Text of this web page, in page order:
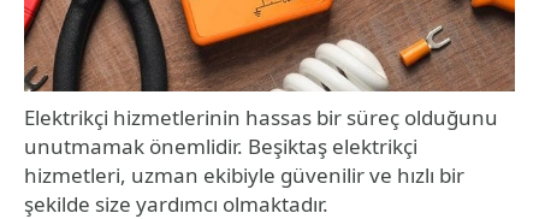
Elektrikçi hizmetlerinin hassas bir süreç olduğunu
unutmamak önemlidir. Beşiktaş elektrikçi
hizmetleri, uzman ekibiyle güvenilir ve hızlı bir
şekilde size yardımcı olmaktadır.